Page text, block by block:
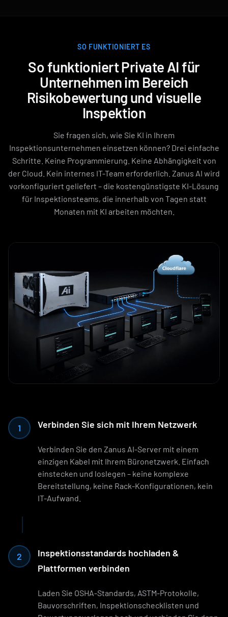
SO FUNKTIONIERT ES
So funktioniert Private AI für
Unternehmen im Bereich
Risikobewertung und visuelle
Inspektion
Sie fragen sich, wie Sie KI in Ihrem
Inspektionsunternehmen einsetzen können? Drei einfache
Schritte. Keine Programmierung. Keine Abhängigkeit von
der Cloud. Kein internes IT-Team erforderlich. Zanus AI wird
vorkonfiguriert geliefert – die kostengünstigste KI-Lösung
für Inspektionsteams, die innerhalb von Tagen statt
Monaten mit KI arbeiten möchten.
1 Verbinden Sie sich mit Ihrem Netzwerk
Verbinden Sie den Zanus AI-Server mit einem
einzigen Kabel mit Ihrem Büronetzwerk. Einfach
einstecken und loslegen – keine komplexe
Bereitstellung, keine Rack-Konfigurationen, kein
IT-Aufwand.
2
Inspektionsstandards hochladen &
Plattformen verbinden
Laden Sie OSHA-Standards, ASTM-Protokolle,
Bauvorschriften, Inspektionschecklisten und